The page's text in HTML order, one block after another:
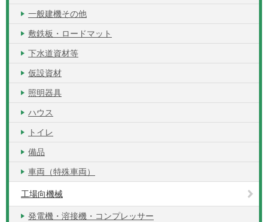
一般建機その他
敷鉄板・ロードマット
下水道資材等
仮設資材
照明器具
ハウス
トイレ
備品
車両（特殊車両）
工場向機械
発電機・溶接機・コンプレッサー